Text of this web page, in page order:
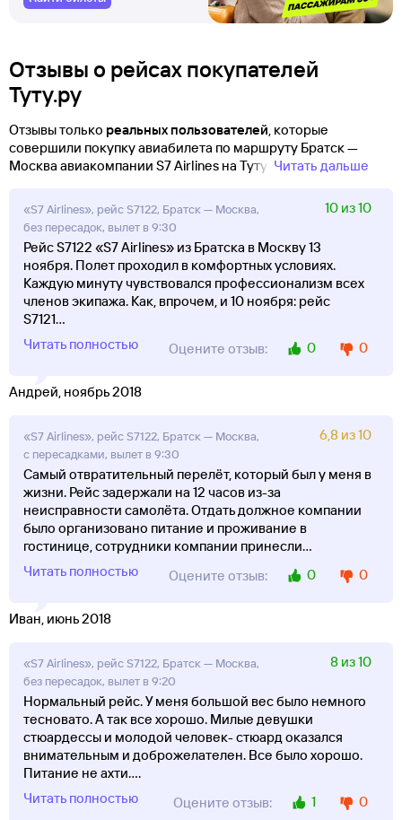
Отзывы о рейсах покупателей
Туту.ру
Отзывы только реальных пользователей, которые
совершили покупку авиабилета по маршруту Братск —
Москва авиакомпании S7 Airlines на Туту! Читать дальше
«S7 Airlines», рейс S7122, Братск — Москва,
без пересадок, вылет в 9:30
10 из 10
Рейс S7122 «S7 Airlines» из Братска в Москву 13
ноября. Полет проходил в комфортных условиях.
Каждую минуту чувствовался профессионализм всех
членов экипажа. Как, впрочем, и 10 ноября: рейс
S7121...
Читать полностью
Оцените отзыв: 0 0
Андрей, ноябрь 2018
«S7 Airlines», рейс S7122, Братск — Москва,
с пересадками, вылет в 9:30
6,8 из 10
Самый отвратительный перелёт, который был у меня в
жизни. Рейс задержали на 12 часов из-за
неисправности самолёта. Отдать должное компании
было организовано питание и проживание в
гостинице, сотрудники компании принесли...
Читать полностью
Оцените отзыв: 0 0
Иван, июнь 2018
«S7 Airlines», рейс S7122, Братск — Москва,
без пересадок, вылет в 9:20
8 из 10
Нормальный рейс. У меня большой вес было немного
тесновато. А так все хорошо. Милые девушки
стюардессы и молодой человек- стюард оказался
внимательным и доброжелателен. Все было хорошо.
Питание не ахти....
Читать полностью
Оцените отзыв: 1 0